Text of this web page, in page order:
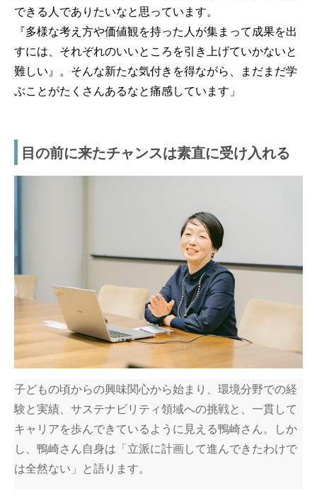
できる人でありたいなと思っています。
『多様な考え方や価値観を持った人が集まって成果を出
すには、それぞれのいいところを引き上げていかないと
難しい』。そんな新たな気付きを得ながら、まだまだ学
ぶことがたくさんあるなと痛感しています」
目の前に来たチャンスは素直に受け入れる
子どもの頃からの興味関心から始まり、環境分野での経
験と実績、サステナビリティ領域への挑戦と、一貫して
キャリアを歩んできているように見える鴨崎さん。しか
し、鴨崎さん自身は「立派に計画して進んできたわけで
は全然ない」と語ります。